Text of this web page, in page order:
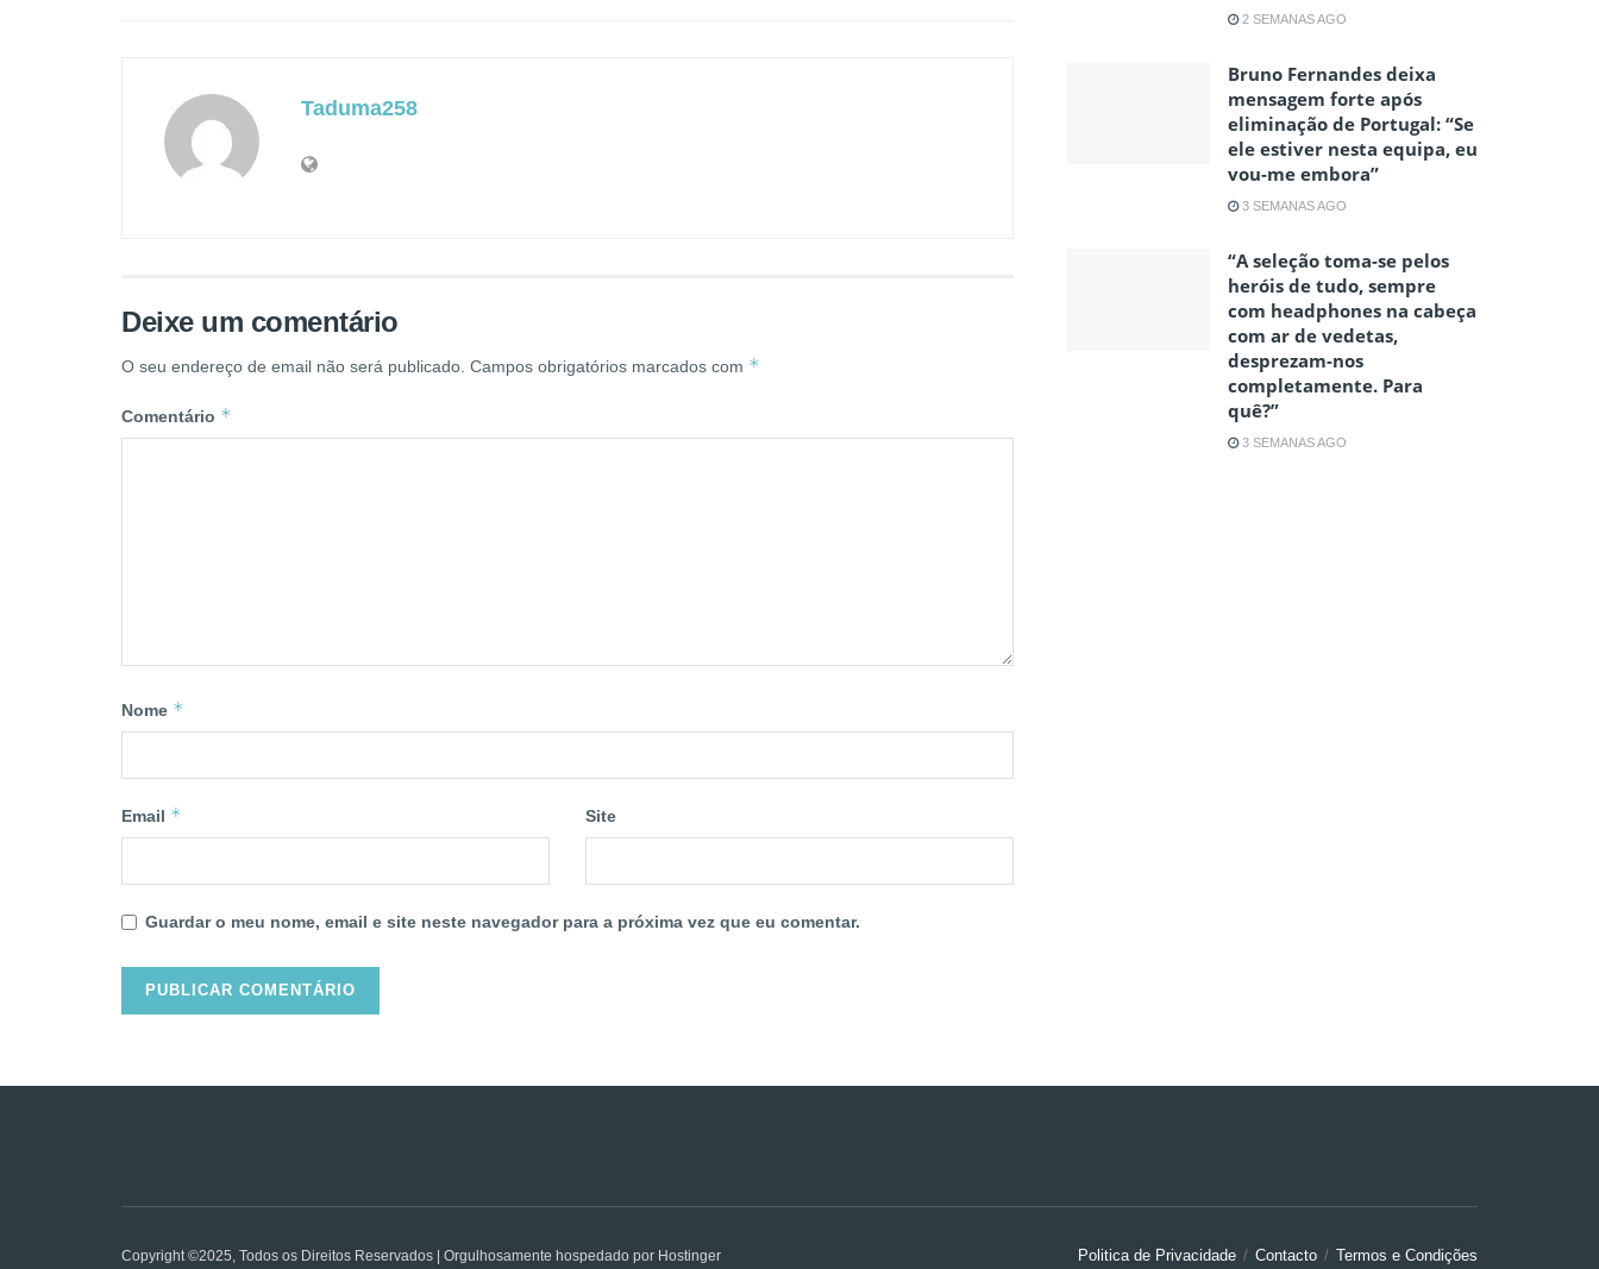
Taduma258
Deixe um comentário
O seu endereço de email não será publicado. Campos obrigatórios marcados com *
Comentário *
Nome *
Email * Site
Guardar o meu nome, email e site neste navegador para a próxima vez que eu comentar.
2 SEMANAS AGO
Bruno Fernandes deixa
mensagem forte após
eliminação de Portugal: “Se
ele estiver nesta equipa, eu
vou-me embora”
3 SEMANAS AGO
“A seleção toma-se pelos
heróis de tudo, sempre
com headphones na cabeça
com ar de vedetas,
desprezam-nos
completamente. Para
quê?”
3 SEMANAS AGO
Politica de Privacidade Contacto Termos e Condições
Copyright ©2025, Todos os Direitos Reservados | Orgulhosamente hospedado por Hostinger